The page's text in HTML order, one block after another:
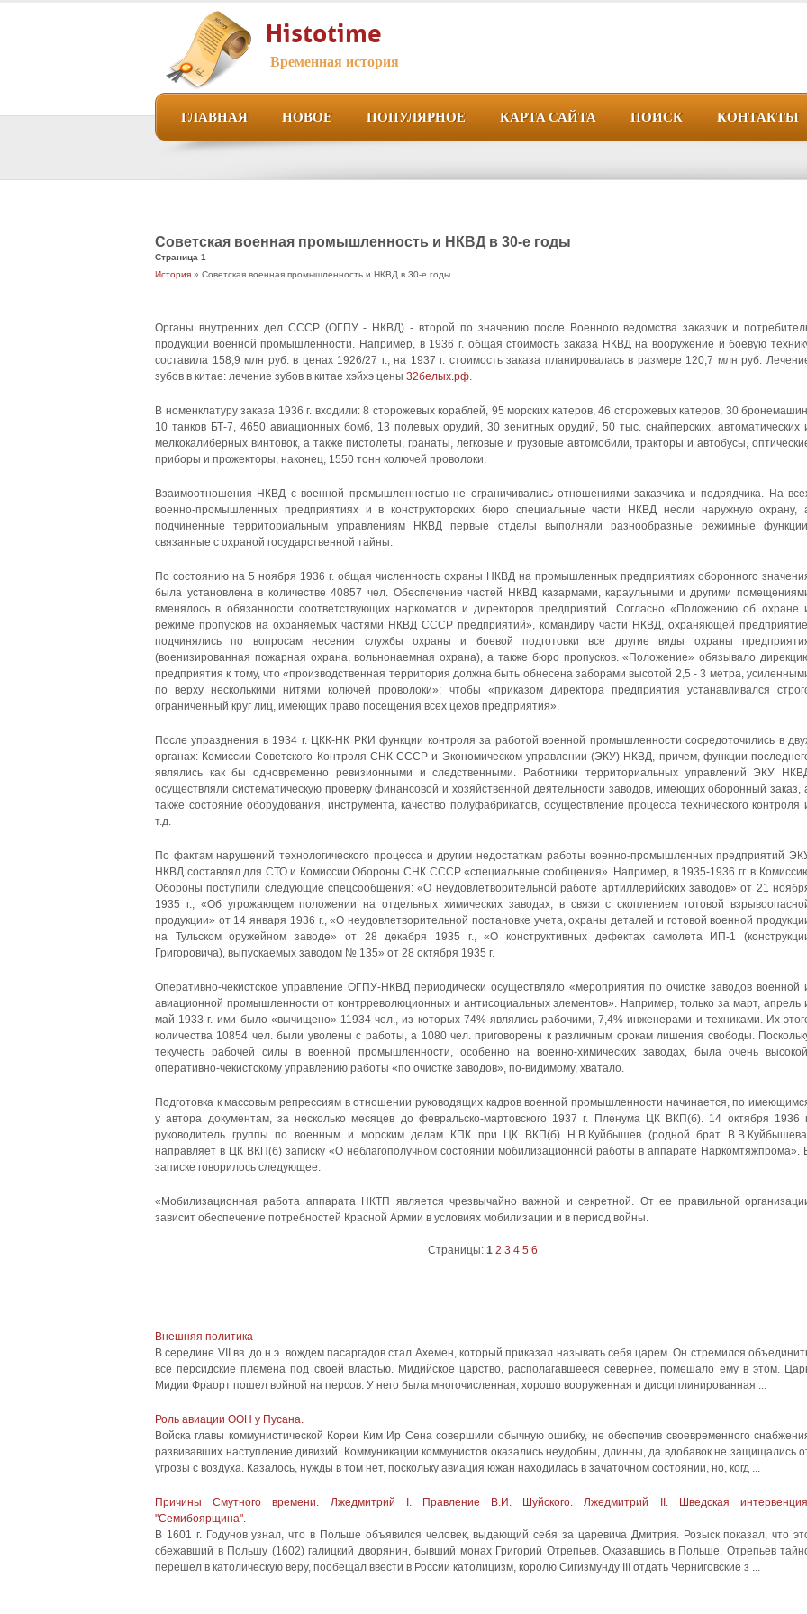
Histotime
Временная история
ГЛАВНАЯ НОВОЕ ПОПУЛЯРНОЕ КАРТА САЙТА ПОИСК КОНТАКТЫ
Советская военная промышленность и НКВД в 30-е годы
Страница 1
История » Советская военная промышленность и НКВД в 30-е годы
Органы внутренних дел СССР (ОГПУ - НКВД) - второй по значению после Военного ведомства заказчик и
продукции военной промышленности. Например, в 1936 г. общая стоимость заказа НКВД на вооружение и боевую
составила 158,9 млн руб. в ценах 1926/27 г.; на 1937 г. стоимость заказа планировалась в размере 120,7 млн руб.
зубов в китае: лечение зубов в китае хэйхэ цены 32белых.рф.
В номенклатуру заказа 1936 г. входили: 8 сторожевых кораблей, 95 морских катеров, 46 сторожевых катеров, 30
10 танков БТ-7, 4650 авиационных бомб, 13 полевых орудий, 30 зенитных орудий, 50 тыс. снайперских, автоматических
мелкокалиберных винтовок, а также пистолеты, гранаты, легковые и грузовые автомобили, тракторы и автобусы,
приборы и прожекторы, наконец, 1550 тонн колючей проволоки.
Взаимоотношения НКВД с военной промышленностью не ограничивались отношениями заказчика и подрядчика. На
военно-промышленных предприятиях и в конструкторских бюро специальные части НКВД несли наружную охрану,
подчиненные территориальным управлениям НКВД первые отделы выполняли разнообразные режимные
связанные с охраной государственной тайны.
По состоянию на 5 ноября 1936 г. общая численность охраны НКВД на промышленных предприятиях оборонного
была установлена в количестве 40857 чел. Обеспечение частей НКВД казармами, караульными и другими
вменялось в обязанности соответствующих наркоматов и директоров предприятий. Согласно «Положению об охране
режиме пропусков на охраняемых частями НКВД СССР предприятий», командиру части НКВД, охраняющей
подчинялись по вопросам несения службы охраны и боевой подготовки все другие виды охраны
(военизированная пожарная охрана, вольнонаемная охрана), а также бюро пропусков. «Положение» обязывало
предприятия к тому, что «производственная территория должна быть обнесена заборами высотой 2,5 - 3 метра,
по верху несколькими нитями колючей проволоки»; чтобы «приказом директора предприятия устанавливался
ограниченный круг лиц, имеющих право посещения всех цехов предприятия».
После упразднения в 1934 г. ЦКК-НК РКИ функции контроля за работой военной промышленности сосредоточились в
органах: Комиссии Советского Контроля СНК СССР и Экономическом управлении (ЭКУ) НКВД, причем, функции
являлись как бы одновременно ревизионными и следственными. Работники территориальных управлений ЭКУ
осуществляли систематическую проверку финансовой и хозяйственной деятельности заводов, имеющих оборонный заказ,
также состояние оборудования, инструмента, качество полуфабрикатов, осуществление процесса технического контроля
т.д.
По фактам нарушений технологического процесса и другим недостаткам работы военно-промышленных предприятий
НКВД составлял для СТО и Комиссии Обороны СНК СССР «специальные сообщения». Например, в 1935-1936 гг. в
Обороны поступили следующие спецсообщения: «О неудовлетворительной работе артиллерийских заводов» от 21
1935 г., «Об угрожающем положении на отдельных химических заводах, в связи с скоплением готовой
продукции» от 14 января 1936 г., «О неудовлетворительной постановке учета, охраны деталей и готовой военной
на Тульском оружейном заводе» от 28 декабря 1935 г., «О конструктивных дефектах самолета ИП-1
Григоровича), выпускаемых заводом № 135» от 28 октября 1935 г.
Оперативно-чекистское управление ОГПУ-НКВД периодически осуществляло «мероприятия по очистке заводов военной
авиационной промышленности от контрреволюционных и антисоциальных элементов». Например, только за март, апрель
май 1933 г. ими было «вычищено» 11934 чел., из которых 74% являлись рабочими, 7,4% инженерами и техниками. Их
количества 10854 чел. были уволены с работы, а 1080 чел. приговорены к различным срокам лишения свободы.
текучесть рабочей силы в военной промышленности, особенно на военно-химических заводах, была очень
оперативно-чекистскому управлению работы «по очистке заводов», по-видимому, хватало.
Подготовка к массовым репрессиям в отношении руководящих кадров военной промышленности начинается, по
у автора документам, за несколько месяцев до февральско-мартовского 1937 г. Пленума ЦК ВКП(б). 14 октября 1936
руководитель группы по военным и морским делам КПК при ЦК ВКП(б) Н.В.Куйбышев (родной брат
направляет в ЦК ВКП(б) записку «О неблагополучном состоянии мобилизационной работы в аппарате Наркомтяжпрома».
записке говорилось следующее:
«Мобилизационная работа аппарата НКТП является чрезвычайно важной и секретной. От ее правильной
зависит обеспечение потребностей Красной Армии в условиях мобилизации и в период войны.
Страницы: 1 2 3 4 5 6
Внешняя политика
В середине VII вв. до н.э. вождем пасаргадов стал Ахемен, который приказал называть себя царем. Он стремился
все персидские племена под своей властью. Мидийское царство, располагавшееся севернее, помешало ему в этом.
Мидии Фраорт пошел войной на персов. У него была многочисленная, хорошо вооруженная и дисциплинированная ...
Роль авиации ООН у Пусана.
Войска главы коммунистической Кореи Ким Ир Сена совершили обычную ошибку, не обеспечив своевременного
развивавших наступление дивизий. Коммуникации коммунистов оказались неудобны, длинны, да вдобавок не защищались
угрозы с воздуха. Казалось, нужды в том нет, поскольку авиация южан находилась в зачаточном состоянии, но, когд ...
Причины Смутного времени. Лжедмитрий I. Правление В.И. Шуйского. Лжедмитрий II. Шведская
"Семибоярщина".
В 1601 г. Годунов узнал, что в Польше объявился человек, выдающий себя за царевича Дмитрия. Розыск показал, что
сбежавший в Польшу (1602) галицкий дворянин, бывший монах Григорий Отрепьев. Оказавшись в Польше, Отрепьев
перешел в католическую веру, пообещал ввести в России католицизм, королю Сигизмунду III отдать Черниговские з ...